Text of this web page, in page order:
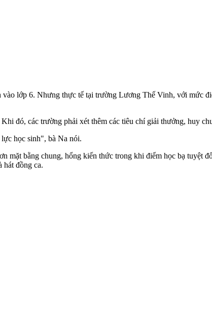
lớp 6. Nhưng thực tế tại trường Lương Thế Vinh, với mức
đó, các trường phải xét thêm các tiêu chí giải thưởng, huy
học sinh", bà Na nói.
mặt bằng chung, hổng kiến thức trong khi điểm học bạ tuyệt
hát đồng ca.